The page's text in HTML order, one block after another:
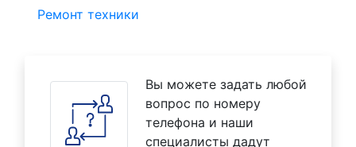
Ремонт техники
Вы можете задать любой
вопрос по номеру
телефона и наши
специалисты дадут